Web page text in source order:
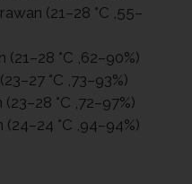
(21–28 °C ,55–
(21–28 °C ,62–90%)
°C ,73–93%)
°C ,72–97%)
(24–24 °C ,94–94%)